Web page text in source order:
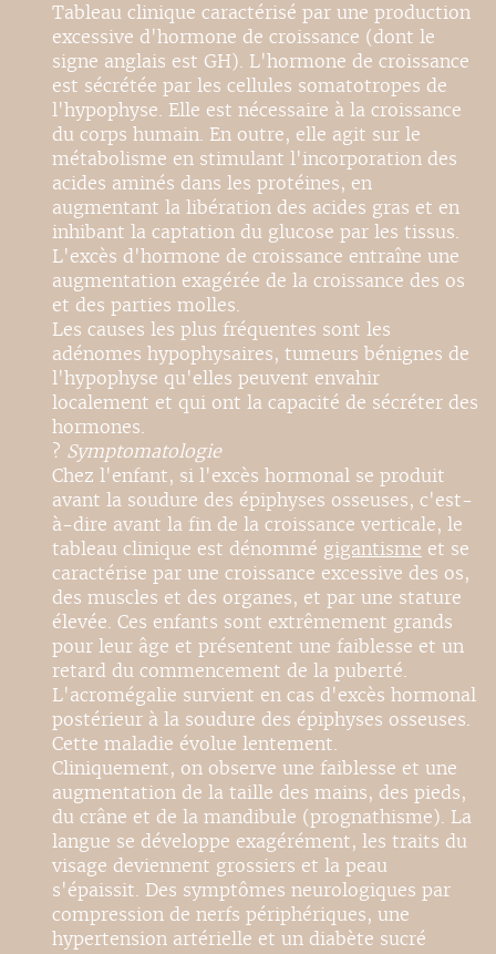
Tableau clinique caractérisé par une production
excessive d'hormone de croissance (dont le
signe anglais est GH). L'hormone de croissance
est sécrétée par les cellules somatotropes de
l'hypophyse. Elle est nécessaire à la croissance
du corps humain. En outre, elle agit sur le
métabolisme en stimulant l'incorporation des
acides aminés dans les protéines, en
augmentant la libération des acides gras et en
inhibant la captation du glucose par les tissus.
L'excès d'hormone de croissance entraîne une
augmentation exagérée de la croissance des os
et des parties molles.
Les causes les plus fréquentes sont les
adénomes hypophysaires, tumeurs bénignes de
l'hypophyse qu'elles peuvent envahir
localement et qui ont la capacité de sécréter des
hormones.
? Symptomatologie
Chez l'enfant, si l'excès hormonal se produit
avant la soudure des épiphyses osseuses, c'est-
à-dire avant la fin de la croissance verticale, le
tableau clinique est dénommé gigantisme et se
caractérise par une croissance excessive des os,
des muscles et des organes, et par une stature
élevée. Ces enfants sont extrêmement grands
pour leur âge et présentent une faiblesse et un
retard du commencement de la puberté.
L'acromégalie survient en cas d'excès hormonal
postérieur à la soudure des épiphyses osseuses.
Cette maladie évolue lentement.
Cliniquement, on observe une faiblesse et une
augmentation de la taille des mains, des pieds,
du crâne et de la mandibule (prognathisme). La
langue se développe exagérément, les traits du
visage deviennent grossiers et la peau
s'épaissit. Des symptômes neurologiques par
compression de nerfs périphériques, une
hypertension artérielle et un diabète sucré